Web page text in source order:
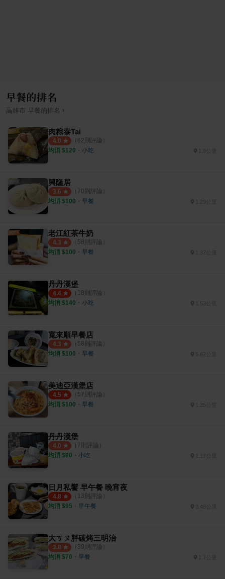
早餐的排名
高雄市 早餐的排名 ›
肉粽泰Tai
4.0 （ 62則評論）
均消 $120 ・ 小吃
興隆居
3.6 （ 70則評論）
均消 $100 ・ 早餐
老江紅茶牛奶
4.3 （ 58則評論）
均消 $100 ・ 早餐
丹丹漢堡
4.4 （ 18則評論）
均消 $140 ・ 小吃 1.53公里
寬來順早餐店
4.3 （ 58則評論）
均消 $100 ・ 早餐 5.62公里
美迪亞漢堡店
4.5 （ 57則評論）
均消 $100 ・ 早餐 1.35公里
丹丹漢堡
4.0 （ 7則評論）
均消 $80 ・ 小吃
日月私饗 早午餐 晚宵夜
4.8 （ 13則評論）
均消 $95 ・ 早午餐 3.48公里
大ㄎㄡ胖碳烤三明治
3.8 （ 39則評論）
均消 $70 ・ 早餐